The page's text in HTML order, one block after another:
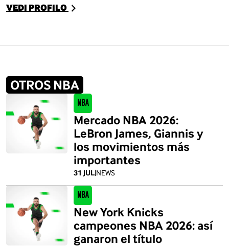
VEDI PROFILO
OTROS NBA
NBA
31 JUL|NEWS
Mercado NBA 2026:
LeBron James, Giannis y
los movimientos más
importantes
NBA
New York Knicks
campeones NBA 2026: así
ganaron el título